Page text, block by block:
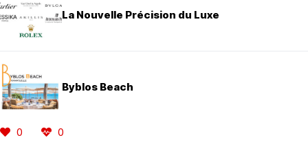
La Nouvelle Précision du Luxe
Byblos Beach
0 0